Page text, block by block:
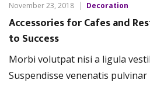
November 23, 2018 Decoration
Accessories for Cafes and
to Success
Morbi volutpat nisi a ligula
Suspendisse venenatis